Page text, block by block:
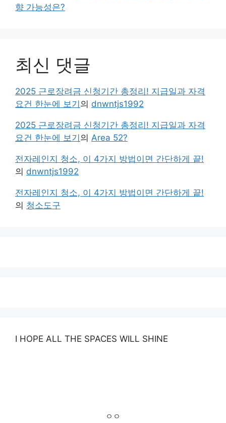
향 가능성은?
최신 댓글
2025 근로장려금 신청기간 총정리! 지급일과 자격
요건 한눈에 보기의 dnwntjs1992
2025 근로장려금 신청기간 총정리! 지급일과 자격
요건 한눈에 보기의 Area 52?
전자레인지 청소, 이 4가지 방법이면 간단하게 끝!
의 dnwntjs1992
전자레인지 청소, 이 4가지 방법이면 간단하게 끝!
의 청소도구
I HOPE ALL THE SPACES WILL SHINE
ㅇㅇ